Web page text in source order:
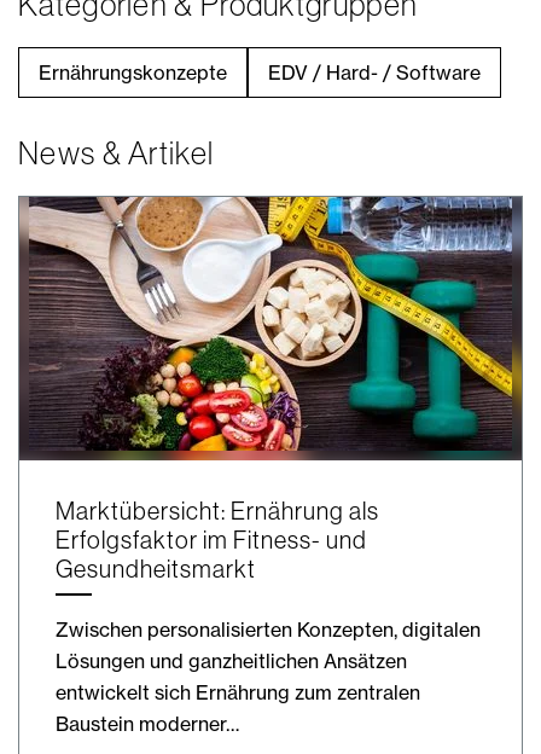
Ernährungskonzepte EDV / Hard- / Software
News & Artikel
Marktübersicht: Ernährung als
Erfolgsfaktor im Fitness- und
Gesundheitsmarkt
Zwischen personalisierten Konzepten, digitalen
Lösungen und ganzheitlichen Ansätzen
entwickelt sich Ernährung zum zentralen
Baustein moderner…